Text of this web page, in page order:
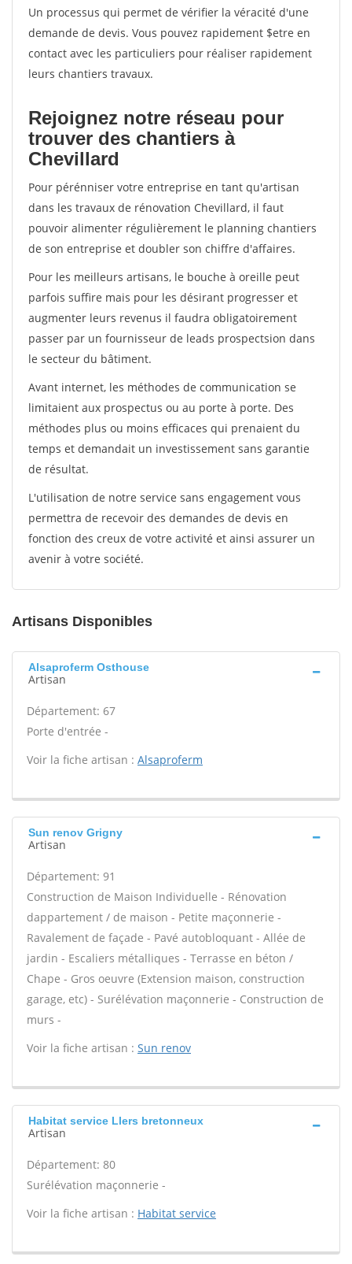
Un processus qui permet de vérifier la véracité d'une
demande de devis. Vous pouvez rapidement $etre en
contact avec les particuliers pour réaliser rapidement
leurs chantiers travaux.
Rejoignez notre réseau pour
trouver des chantiers à
Chevillard
Pour pérénniser votre entreprise en tant qu'artisan
dans les travaux de rénovation Chevillard, il faut
pouvoir alimenter régulièrement le planning chantiers
de son entreprise et doubler son chiffre d'affaires.
Pour les meilleurs artisans, le bouche à oreille peut
parfois suffire mais pour les désirant progresser et
augmenter leurs revenus il faudra obligatoirement
passer par un fournisseur de leads prospectsion dans
le secteur du bâtiment.
Avant internet, les méthodes de communication se
limitaient aux prospectus ou au porte à porte. Des
méthodes plus ou moins efficaces qui prenaient du
temps et demandait un investissement sans garantie
de résultat.
L'utilisation de notre service sans engagement vous
permettra de recevoir des demandes de devis en
fonction des creux de votre activité et ainsi assurer un
avenir à votre société.
Artisans Disponibles
Alsaproferm Osthouse
Artisan
Département: 67
Porte d'entrée -
Voir la fiche artisan : Alsaproferm
Sun renov Grigny
Artisan
Département: 91
Construction de Maison Individuelle - Rénovation
dappartement / de maison - Petite maçonnerie -
Ravalement de façade - Pavé autobloquant - Allée de
jardin - Escaliers métalliques - Terrasse en béton /
Chape - Gros oeuvre (Extension maison, construction
garage, etc) - Surélévation maçonnerie - Construction de
murs -
Voir la fiche artisan : Sun renov
Habitat service Llers bretonneux
Artisan
Département: 80
Surélévation maçonnerie -
Voir la fiche artisan : Habitat service